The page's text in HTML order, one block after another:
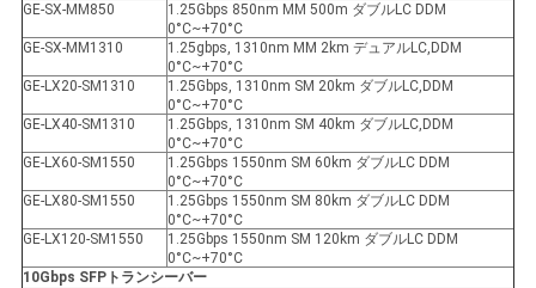
GE-SX-MM850
1.25Gbps 850nm MM 500m ダブルLC DDM
0°C~+70°C
GE-SX-MM1310
1.25gbps, 1310nm MM 2km デュアルLC,DDM
0°C~+70°C
GE-LX20-SM1310
1.25Gbps, 1310nm SM 20km ダブルLC,DDM
0°C~+70°C
GE-LX40-SM1310
1.25Gbps, 1310nm SM 40km ダブルLC,DDM
0°C~+70°C
GE-LX60-SM1550
1.25Gbps 1550nm SM 60km ダブルLC DDM
0°C~+70°C
GE-LX80-SM1550
1.25Gbps 1550nm SM 80km ダブルLC DDM
0°C~+70°C
GE-LX120-SM1550
1.25Gbps 1550nm SM 120km ダブルLC DDM
0°C~+70°C
10Gbps SFPトランシーバー